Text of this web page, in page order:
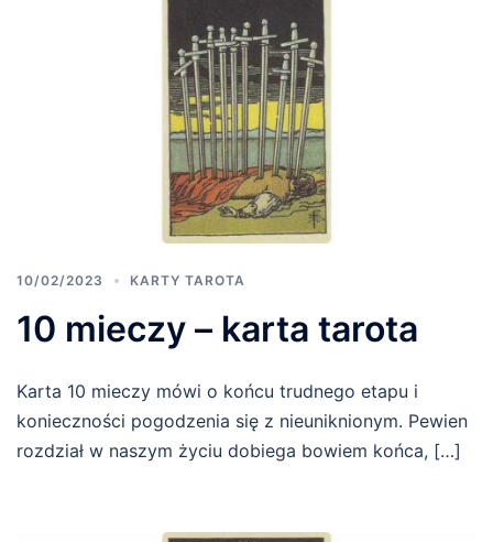
10/02/2023 KARTY TAROTA
10 mieczy – karta tarota
Karta 10 mieczy mówi o końcu trudnego etapu i
konieczności pogodzenia się z nieuniknionym. Pewien
rozdział w naszym życiu dobiega bowiem końca, […]